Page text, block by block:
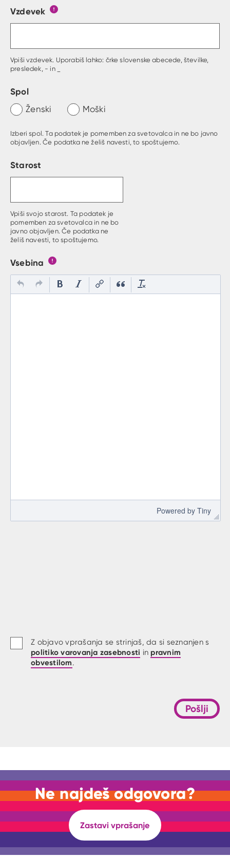
Obrazec, kjer lahko zastaviš vprašanje
Vzdevek
Vpiši vzdevek. Uporabiš lahko: črke slovenske abecede, številke,
presledek, - in _
Spol
Ženski Moški
Izberi spol. Ta podatek je pomemben za svetovalca in ne bo javno
objavljen. Če podatka ne želiš navesti, to spoštujemo.
Starost
Vpiši svojo starost. Ta podatek je
pomemben za svetovalca in ne bo
javno objavljen. Če podatka ne
želiš navesti, to spoštujemo.
Vsebina
Powered by Tiny
Z objavo vprašanja se strinjaš, da si seznanjen s
politiko varovanja zasebnosti in pravnim
obvestilom.
Pošlji
Ne najdeš odgovora?
Zastavi vprašanje